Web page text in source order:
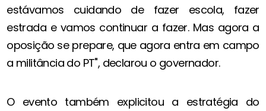
estávamos cuidando de fazer escola, fazer
estrada e vamos continuar a fazer. Mas agora a
oposição se prepare, que agora entra em campo
a militância do PT", declarou o governador.
O evento também explicitou a estratégia do